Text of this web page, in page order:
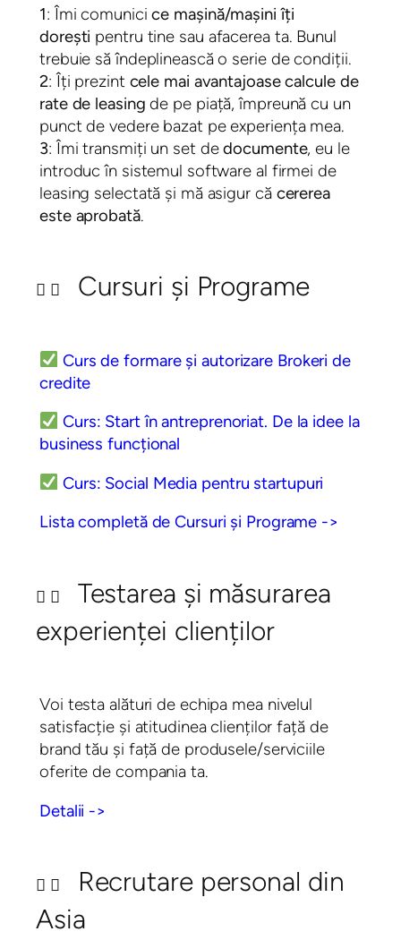
1: Îmi comunicice mașină/mașini îți
dorești pentru tine sau afacerea ta. Bunul
trebuie să îndeplinească o serie de condiții.
2: Îți prezint cele mai avantajoase calcule de
rate de leasing de pe piață, împreună cu un
punct de vedere bazat pe experiența mea.
3: Îmi transmiți un set dedocumente, eu le
introduc în sistemul software al firmei de
leasing selectată și mă asigur că cererea
este aprobată.
Cursuri și Programe
Curs de formare și autorizare Brokeri de
credite
Curs: Start în antreprenoriat. De la idee la
business funcțional
Curs: Social Media pentru startupuri
Lista completă de Cursuri și Programe ->
Testarea și măsurarea
experienței clienților
Voi testa alături de echipa mea nivelul
satisfacție și atitudinea clienților față de
brand tău și față de produsele/serviciile
oferite de compania ta. ​
Detalii ->
Recrutare personal din
Asia